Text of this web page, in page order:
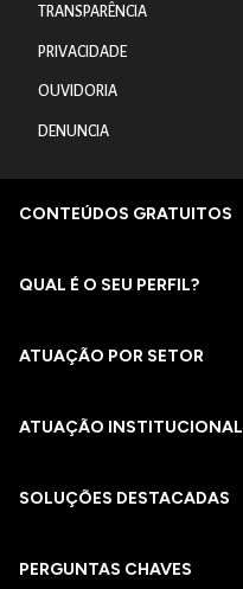
TRANSPARÊNCIA
PRIVACIDADE
OUVIDORIA
DENUNCIA
CONTEÚDOS GRATUITOS
QUAL É O SEU PERFIL?
ATUAÇÃO POR SETOR
ATUAÇÃO INSTITUCIONAL
SOLUÇÕES DESTACADAS
PERGUNTAS CHAVES​